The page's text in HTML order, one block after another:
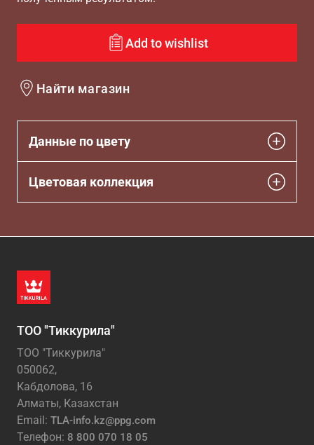
Add to wishlist
Найти магазин
Данные по цвету
Цветовая коллекция
ТОО "Тиккурила"
ТОО "Тиккурила"
050062,
Кабдолова, 16
Алматы, Казахстан
Email: TLA-info.kz@ppg.com
Телефон: 8 800 070 18 05